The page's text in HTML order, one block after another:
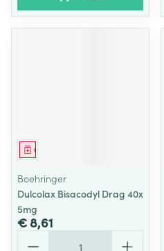
Geneesmiddel
Boehringer
Dulcolax Bisacodyl Drag 40x
5mg
€ 8,61